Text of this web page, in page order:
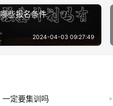
些报名条件
2024-04-03 09:27:49
定要集训吗